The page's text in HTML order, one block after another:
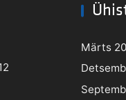
Märts